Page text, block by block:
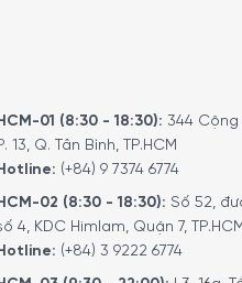
01 (8:30 - 18:30): 344 Cộng
13, Q. Tân Bình, TP.HCM
(+84) 9 7374 6774
02 (8:30 - 18:30): Số 52,
4, KDC Himlam, Quận 7,
(+84) 3 9222 6774